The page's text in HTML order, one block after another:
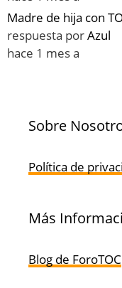
Madre de hija con
respuesta porAzul
hace 1 mes a
Sobre
Política de
Más
Blog de ForoTOC